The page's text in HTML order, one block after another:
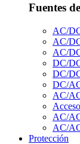
Fuentes
AC/
AC/
AC/
DC/
DC/
DC/
AC/
AC/
AC/
Protección